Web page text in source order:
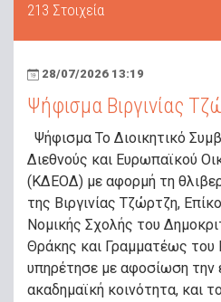
213 Στοιχεία
28/07/2026 13:19
Ψήφισμα Βιργινίας
Ψήφισμα Το Διοικητικό
Διεθνούς και Ευρωπαϊκού
(ΚΔΕΟΔ) με αφορμή τη
της Βιργινίας Τζώρτζη,
Νομικής Σχολής του
Θράκης και Γραμματέως
υπηρέτησε με αφοσίωση την
ακαδημαϊκή κοινότητα, και